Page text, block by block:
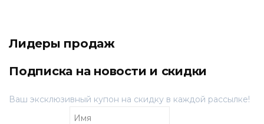
Лидеры продаж
Подписка на новости и скидки
Ваш эксклюзивный купон на скидку в каждой рассылке!